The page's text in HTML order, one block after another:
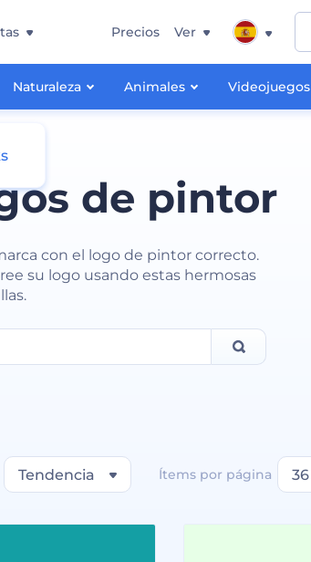
Naturaleza Animales Videojuegos
Precios Ver
de pintor
con el logo de pintor correcto.
su logo usando estas hermosas
Tendencia Ítems por página 36